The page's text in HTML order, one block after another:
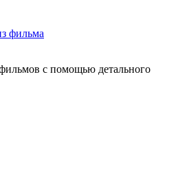
фильма
с помощью детального